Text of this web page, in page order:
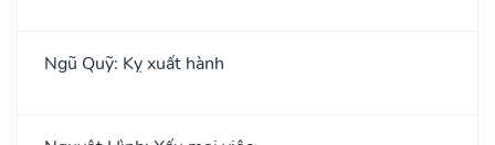
Ngũ Quỹ: Kỵ xuất hành